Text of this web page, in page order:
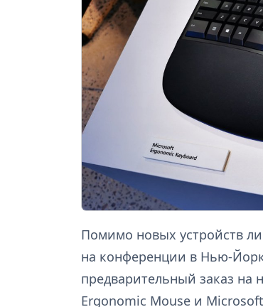
Помимо новых устройств
на конференции в Нью-
предварительный заказ на
Ergonomic Mouse и